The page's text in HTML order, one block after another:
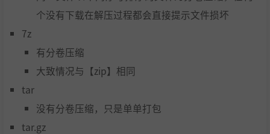
个没有下载在解压过程都会直接提示文件损坏
7z
有分卷压缩
大致情况与【zip】相同
tar
没有分卷压缩，只是单单打包
tar.gz